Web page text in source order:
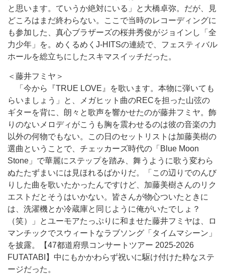
と思います。ていうか絶対にいる」と大橋卓弥。だが、見
どころはまだ終わらない。ここで当時のレコーディングに
も参加した、真心ブラザーズの桜井秀俊がジョインし「全
力少年」を。めくるめくJ-HITSの連続で、フェスティバル
ホールを総立ちにしたスキマスイッチだった。
＜藤井フミヤ＞
「今から『TRUE LOVE』を歌います。本物に弾いても
らいましょう」と、メガヒット曲のRECを担った山弦の
ギターを背に、朗々と歌声を響かせたのが藤井フミヤ。飾
りのないメロディがこうも胸を震わせるのは彼の音楽の力
以外の何物でもない。この日のセットリストは加藤美樹の
選曲ということで、チェッカーズ時代の「Blue Moon
Stone」で華麗にステップを踏み、舞うように歌う変わら
ぬたたずまいには見ほれるばかりだ。「この辺りでのんび
りした曲を歌いたかったんですけど、加藤美樹さんのリク
エストだとそうはいかない。皆さんが物心ついたときに
は、洗濯機とか冷蔵庫と同じように俺がいたでしょ？
（笑）」とユーモアたっぷりに和ませた藤井フミヤは、ロ
マンチックでスウィートなラブソング「タイムマシーン」
を披露。【47都道府県コンサートツアー 2025-2026
FUTATABI】中にもかかわらず祝いに駆け付けた粋なステ
ージだった。